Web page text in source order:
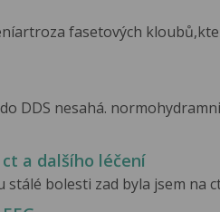
fasetových
DDS nesahá.
a dalšího léčení
bolesti zad byla jsem na